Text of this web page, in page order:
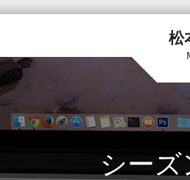
松
シー